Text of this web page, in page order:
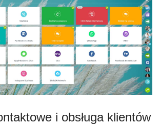
i obsługa klientów